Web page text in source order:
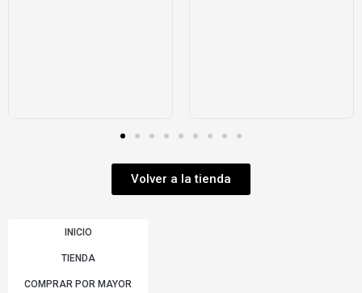
Volver a la tienda
INICIO
TIENDA
COMPRAR POR MAYOR